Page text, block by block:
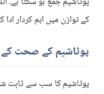
کے توازن میں اہم کردار ادا
پوٹاشیم کے صحت کے
پوٹاشیم کا سب سے ثابت